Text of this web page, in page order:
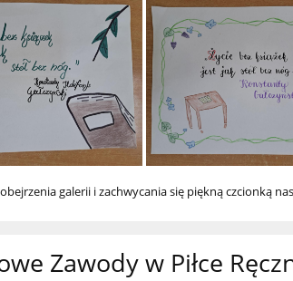
galerii i zachwycania się piękną czcionką
Zawody w Piłce